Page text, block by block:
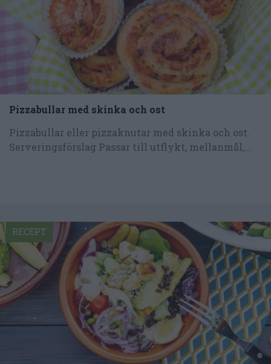
Pizzabullar med skinka och ost
Pizzabullar eller pizzaknutar med skinka och ost.
Serveringsförslag Passar till utflykt, mellanmål,...
RECEPT